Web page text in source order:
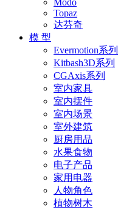
Modo
Topaz
达芬奇
模 型
Evermotion系列
Kitbash3D系列
CGAxis系列
室内家具
室内摆件
室内场景
室外建筑
厨房用品
水果食物
电子产品
家用电器
人物角色
植物树木